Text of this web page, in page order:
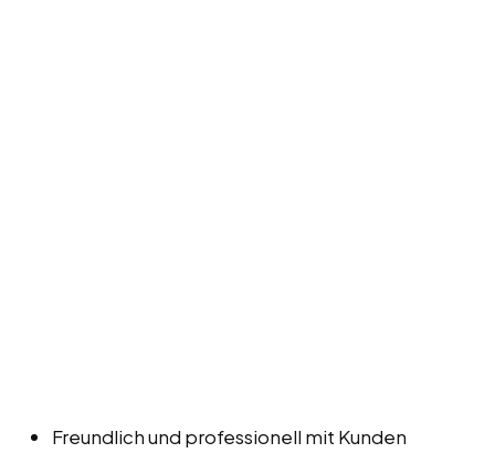
Freundlich und professionell mit Kunden